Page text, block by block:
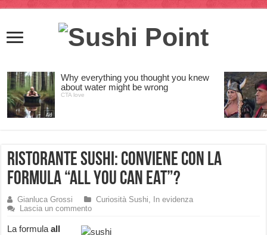
Ristorante Sushi: conviene con la
formula “all you can eat”?
Gianluca Grossi Curiosità Sushi,
In evidenza
Lascia un commento
La formulaall